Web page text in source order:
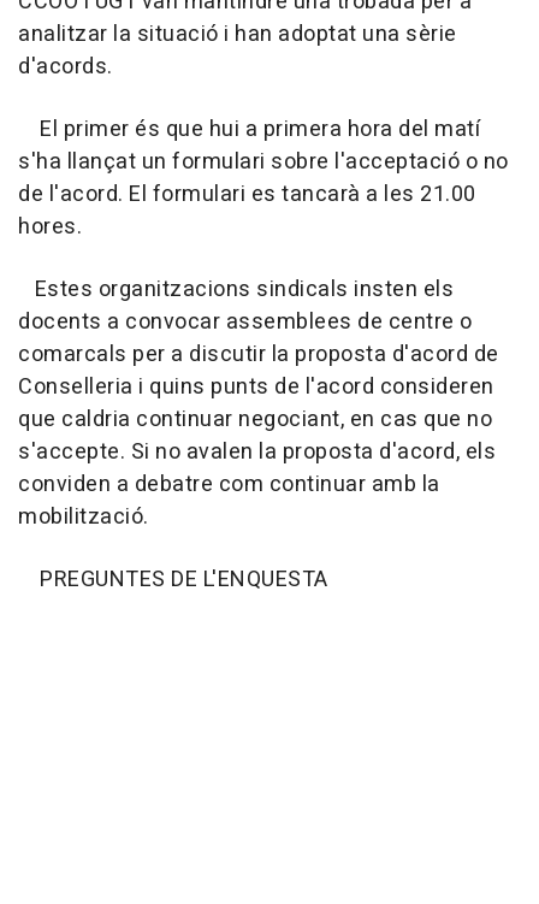
analitzar la situació i han adoptat una sèrie
d'acords.
El primer és que hui a primera hora del matí
s'ha llançat un formulari sobre l'acceptació o no
de l'acord. El formulari es tancarà a les 21.00
hores.
Estes organitzacions sindicals insten els
docents a convocar assemblees de centre o
comarcals per a discutir la proposta d'acord de
Conselleria i quins punts de l'acord consideren
que caldria continuar negociant, en cas que no
s'accepte. Si no avalen la proposta d'acord, els
conviden a debatre com continuar amb la
mobilització.
PREGUNTES DE L'ENQUESTA